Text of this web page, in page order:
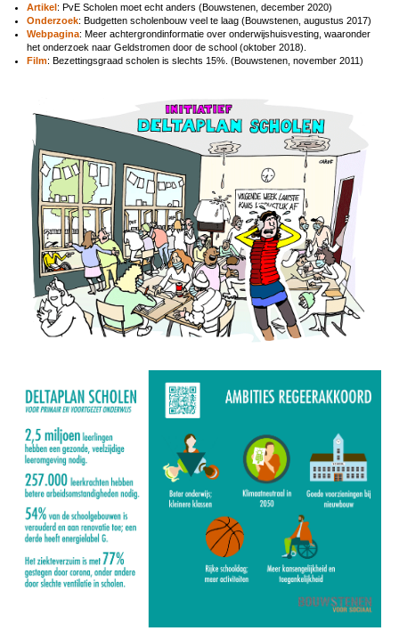
Artikel: PvE Scholen moet echt anders (Bouwstenen, december 2020)
Onderzoek: Budgetten scholenbouw veel te laag (Bouwstenen, augustus 2017)
Webpagina: Meer achtergrondinformatie over onderwijshuisvesting, waaronder
het onderzoek naar Geldstromen door de school (oktober 2018).
Film: Bezettingsgraad scholen is slechts 15%. (Bouwstenen, november 2011)